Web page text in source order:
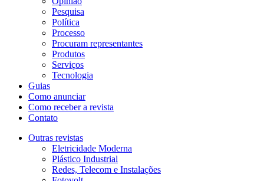
Pesquisa
Política
Processo
Procuram representantes
Produtos
Serviços
Tecnologia
Guias
Como anunciar
Como receber a revista
Contato
Outras revistas
Eletricidade Moderna
Plástico Industrial
Redes, Telecom e Instalações